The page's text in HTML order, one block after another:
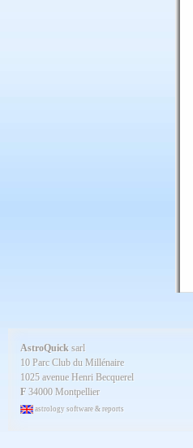
AstroQuick sarl
10 Parc Club du Millénaire
1025 avenue Henri Becquerel
F 34000 Montpellier
astrology software & reports